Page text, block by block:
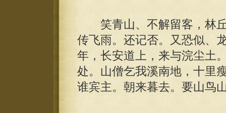
笑青山、不解留客，林丘
传飞雨。还记否。又恐似、
年，长安道上，来与浣尘土
处。山僧乞我溪南地，十里
谁宾主。朝来暮去。要山鸟